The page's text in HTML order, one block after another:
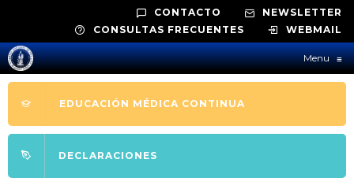
CONTACTO
NEWSLETTER
CONSULTAS FRECUENTES
WEBMAIL
Menu≡
EDUCACIÓN MÉDICA CONTINUA
DECLARACIONES